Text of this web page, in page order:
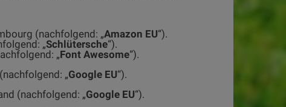
(nachfolgend: „Amazon EU“).
„Schlütersche“).
„Font Awesome“).
„Google EU“).
(nachfolgend: „Google EU“).